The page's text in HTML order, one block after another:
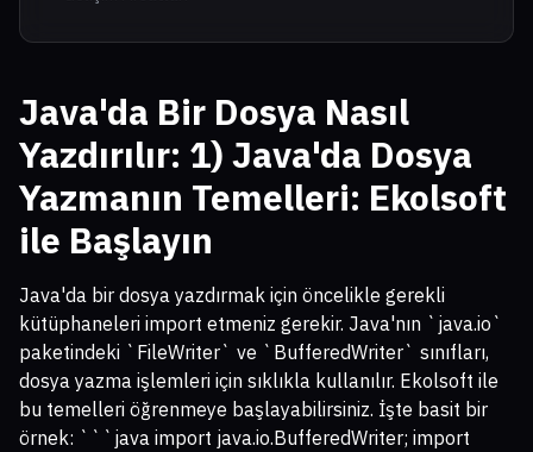
Java'da Bir Dosya Nasıl
Yazdırılır: 1) Java'da Dosya
Yazmanın Temelleri: Ekolsoft
ile Başlayın
Java'da bir dosya yazdırmak için öncelikle gerekli
kütüphaneleri import etmeniz gerekir. Java'nın `java.io`
paketindeki `FileWriter` ve `BufferedWriter` sınıfları,
dosya yazma işlemleri için sıklıkla kullanılır. Ekolsoft ile
bu temelleri öğrenmeye başlayabilirsiniz. İşte basit bir
örnek: ```java import java.io.BufferedWriter; import